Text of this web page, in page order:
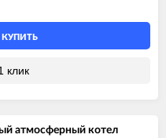
КУПИТЬ
клик
атмосферный котел